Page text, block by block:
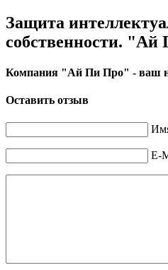
Защита
собственности.
Компания "Ай Пи Про" - ваш
Оставить отзыв
E-